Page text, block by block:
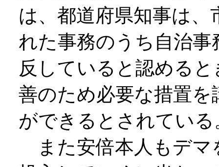
は、都道府県知事は
れた事務のうち自治
反していると認める
善のため必要な措置
ができるとされている
また安倍本人もデマ